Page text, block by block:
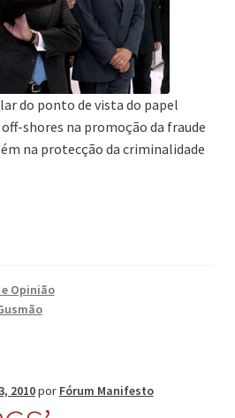
do ponto de vista do papel
shores na promoção da fraude
na protecção da criminalidade
Opinião
2010por Fórum Manifesto